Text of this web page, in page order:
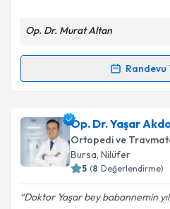
Op. Dr. Murat Altan
Randevu
Randevu Takvimi
Op. Dr. Murat Altan için
oluşturun. Size bu
takvim hazırlandığında e-
Op. Dr. Yaşar
Ortopedi ve
Bursa, Nilüfer
5 (8 Değerlendirme)
Doktor Yaşar bey babannemin